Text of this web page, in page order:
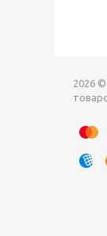
2026